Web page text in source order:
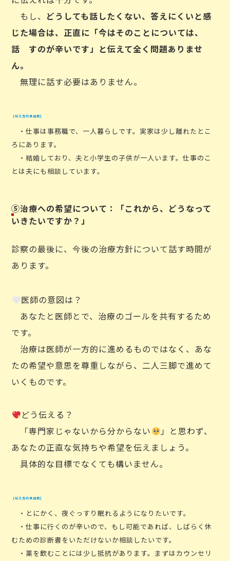
もし、 どうしても話したくない、答えにくいと感
じた場合は、正直に「今はそのことについては、
話 すのが辛いです」と伝えて全く問題ありませ
ん。
無理に話す必要はありません。
【伝え方の具体例】
・仕事は事務職で、一人暮らしです。実家は少し離れたとこ
ろにあります。
・結婚しており、夫と小学生の子供が一人います。仕事のこ
とは夫にも相談しています。
⑤治療への希望について：「これから、どうなって
いきたいですか？」
診察の最後に、今後の治療方針について話す時間が
あります。
医師の意図は？
あなたと医師とで、治療のゴールを共有するため
です。
治療は医師が一方的に進めるものではなく、あな
たの希望や意思を尊重しながら、二人三脚で進めて
いくものです。
どう伝える？
「専門家じゃないから分からない
」と思わず、
あなたの正直な気持ちや希望を伝えましょう。
具体的な目標でなくても構いません。
【伝え方の具体例】
・とにかく、夜ぐっすり眠れるようになりたいです。
・仕事に行くのが辛いので、もし可能であれば、しばらく休
むための診断書をいただけないか相談したいです。
・薬を飲むことには少し抵抗があります。まずはカウンセリ